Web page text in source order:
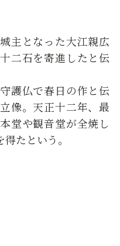
主となった大江親広
二石を寄進したと伝
護仏で春日の作と伝
像。天正十二年、最
堂や観音堂が全焼し
たという。